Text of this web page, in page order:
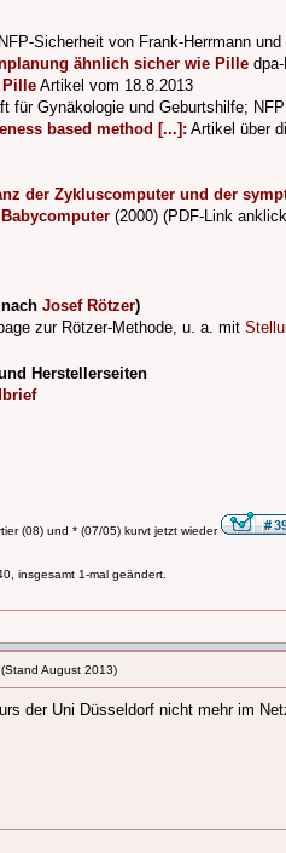
Sicherheit von Frank-Herrmann
ähnlich sicher wie Pille
Pille Artikel vom 18.8.2013
für Gynäkologie und Geburtshilfe;
based method [...]: Artikel über
der Zykluscomputer und der
(2000) (PDF-Link
Josef Rötzer)
zur Rötzer-Methode, u. a. mit
Herstellerseiten
(08) und * (07/05) kurvt jetzt wieder
insgesamt 1-mal geändert.
August 2013)
der Uni Düsseldorf nicht mehr im